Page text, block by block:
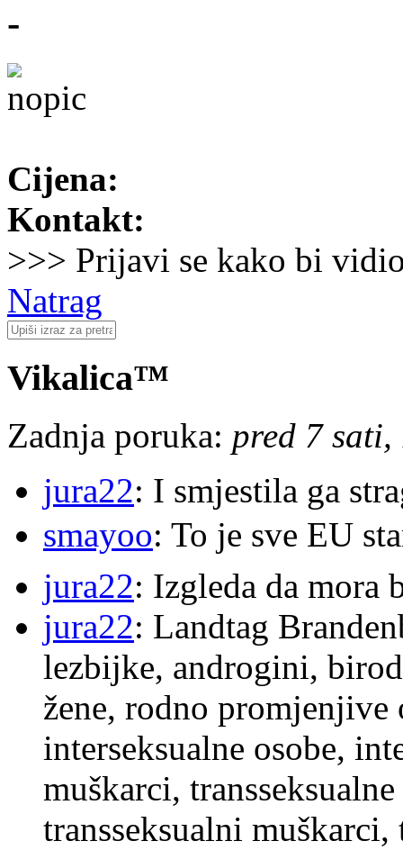
-
Cijena:
Kontakt:
>>> Prijavi se kako bi
Natrag
Vikalica™
Zadnja poruka: pred 7
jura22: I smjestila ga
smayoo: To je sve EU
jura22: Izgleda da mora
jura22: Landtag
lezbijke, androgini,
žene, rodno
interseksualne osobe,
muškarci,
transseksualni muškarci,